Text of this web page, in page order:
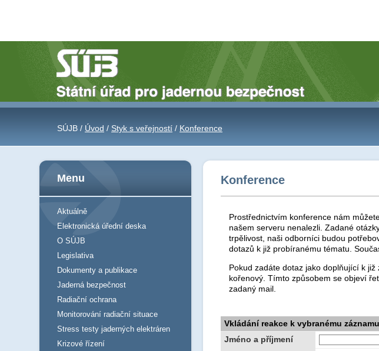
SÚJB / Úvod / Styk s veřejností / Konference
Konference
Prostřednictvím konference nám
našem serveru nenalezli. Zadané
trpělivost, naši odborníci budou
dotazů k již probíranému tématu.
Pokud zadáte dotaz jako doplňující k
kořenový. Tímto způsobem se objeví
zadaný mail.
Vkládání reakce k vybranému záznamu
Jméno a příjmení
Menu
Aktuálně
Elektronická úřední deska
O SÚJB
Legislativa
Dokumenty a publikace
Jaderná bezpečnost
Radiační ochrana
Monitorování radiační situace
Stress testy jaderných elektráren
Krizové řízení